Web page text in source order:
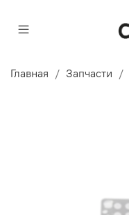
Главная Запчасти